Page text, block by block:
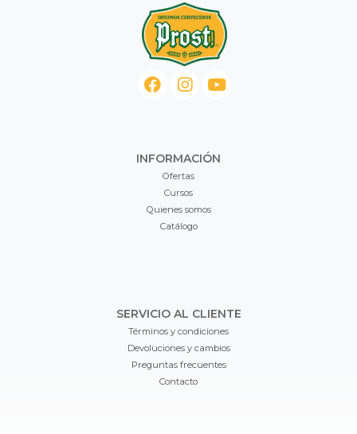
INFORMACIÓN
Ofertas
Cursos
Quienes somos
Catálogo
SERVICIO AL CLIENTE
Términos y condiciones
Devoluciones y cambios
Preguntas frecuentes
Contacto